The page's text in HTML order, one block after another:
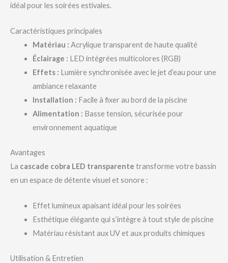
idéal pour les soirées estivales.
Caractéristiques principales
Matériau : Acrylique transparent de haute qualité
Éclairage : LED intégrées multicolores (RGB)
Effets : Lumière synchronisée avec le jet d’eau pour une
ambiance relaxante
Installation : Facile à fixer au bord de la piscine
Alimentation : Basse tension, sécurisée pour
environnement aquatique
Avantages
La cascade cobra LED transparente transforme votre bassin
en un espace de détente visuel et sonore :
Effet lumineux apaisant idéal pour les soirées
Esthétique élégante qui s’intègre à tout style de piscine
Matériau résistant aux UV et aux produits chimiques
Utilisation & Entretien